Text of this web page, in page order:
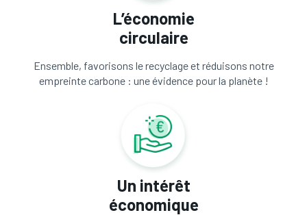
L’économie
circulaire
Ensemble, favorisons le recyclage et réduisons notre
empreinte carbone : une évidence pour la planète !
Un intérêt
économique